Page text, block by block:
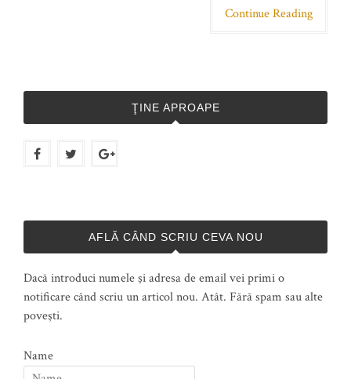
Continue Reading
ŢINE APROAPE
AFLĂ CÂND SCRIU CEVA NOU
Dacă introduci numele şi adresa de email vei primi o
notificare când scriu un articol nou. Atât. Fără spam sau alte
poveşti.
Name